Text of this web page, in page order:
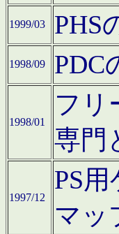
1999/03 PHS
1998/09 PDC
1998/01
フリ
専門
1997/12
PS
マッ